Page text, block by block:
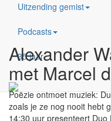
Uitzending gemist
Podcasts
35 jaar
Alexander
met Marcel
Poëzie ontmoet muziek:
zoals je ze nog nooit hebt
14:30 uur presenteert